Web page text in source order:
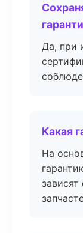
Да, при
Какая
На
зависят